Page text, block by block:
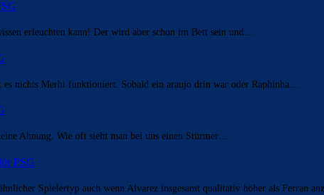
erleuchten kann! Der wird aber schon im Bett sein und…
nichts Merhi funktioniert. Sobald ein araujo drin war oder Raphinha…
Ahnung. Wie oft sieht man bei uns einen Stürmer…
PSG
Spielertyp auch wenn Alvarez insgesamt qualitativ höher als Ferran